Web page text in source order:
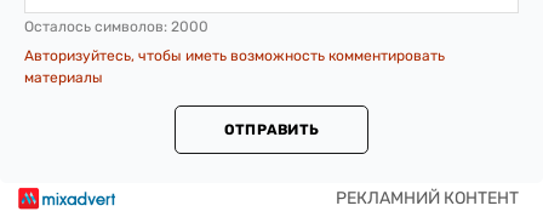
Осталось символов: 2000
Авторизуйтесь, чтобы иметь возможность комментировать
материалы
ОТПРАВИТЬ